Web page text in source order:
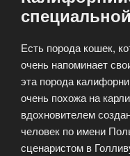
Есть порода кошек,
очень напоминает
эта порода
очень похожа на
вдохновителем
человек по имени
сценаристом в